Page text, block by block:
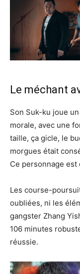
Le méchant
Son Suk-ku joue
morale, avec une
taille, ça gicle, le
morgues était
Ce personnage est
Les course-
oubliées, ni les
gangster Zhang
106 minutes
réussie.